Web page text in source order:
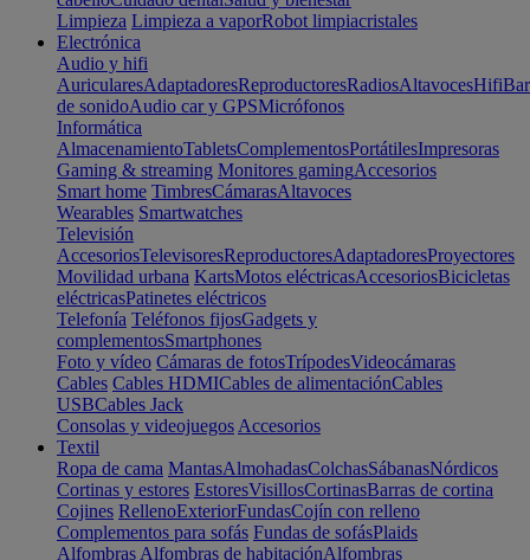
Limpieza Limpieza a vaporRobot limpiacristales
Electrónica
Audio y hifi
AuricularesAdaptadoresReproductoresRadiosAltavocesHifi
de sonidoAudio car y GPSMicrófonos
Informática
AlmacenamientoTabletsComplementosPortátilesImpresoras
Gaming & streaming Monitores gamingAccesorios
Smart home TimbresCámarasAltavoces
Wearables Smartwatches
Televisión
AccesoriosTelevisoresReproductoresAdaptadoresProyectores
Movilidad urbana KartsMotos eléctricasAccesoriosBicicletas
eléctricasPatinetes eléctricos
Telefonía Teléfonos fijosGadgets y
complementosSmartphones
Foto y vídeo Cámaras de fotosTrípodesVideocámaras
Cables Cables HDMICables de alimentaciónCables
USBCables Jack
Consolas y videojuegos Accesorios
Textil
Ropa de cama MantasAlmohadasColchasSábanasNórdicos
Cortinas y estores EstoresVisillosCortinasBarras de cortina
Cojines RellenoExteriorFundasCojín con relleno
Complementos para sofás Fundas de sofásPlaids
Alfombras Alfombras de habitaciónAlfombras